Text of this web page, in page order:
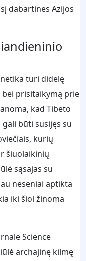
dabartines Azijos
turi didelę
prisitaikymą prie
kad Tibeto
būti susijęs su
kurių
šiuolaikinių
sąsajas su
neseniai aptikta
iki šiol žinoma
Science
archajinę kilmę